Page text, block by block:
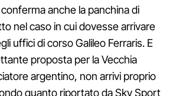
anche la panchina di
nel caso in cui dovesse arrivare
uffici di corso Galileo Ferraris. E
proposta per la Vecchia
argentino, non arrivi proprio
quanto riportato da Sky Sport